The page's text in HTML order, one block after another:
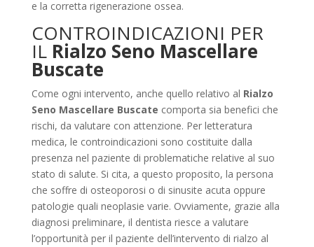
e la corretta rigenerazione ossea.
CONTROINDICAZIONI PER
IL Rialzo Seno Mascellare
Buscate
Come ogni intervento, anche quello relativo al Rialzo
Seno Mascellare Buscate comporta sia benefici che
rischi, da valutare con attenzione. Per letteratura
medica, le controindicazioni sono costituite dalla
presenza nel paziente di problematiche relative al suo
stato di salute. Si cita, a questo proposito, la persona
che soffre di osteoporosi o di sinusite acuta oppure
patologie quali neoplasie varie. Ovviamente, grazie alla
diagnosi preliminare, il dentista riesce a valutare
l’opportunità per il paziente dell’intervento di rialzo al